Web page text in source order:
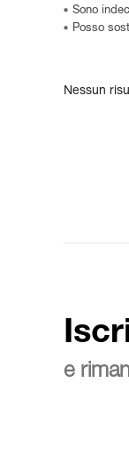
Sono
Posso
Nessun
e